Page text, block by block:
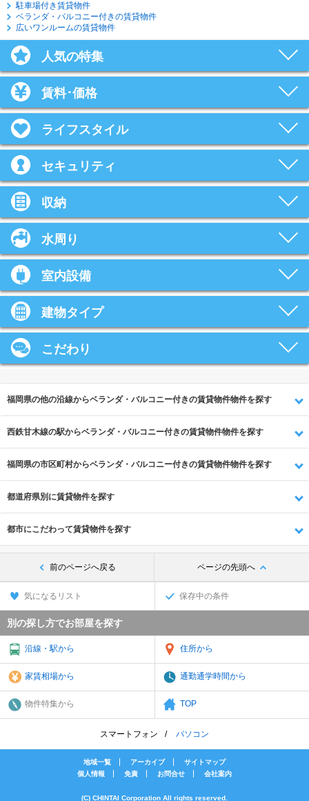
駐車場付き賃貸物件
ベランダ・バルコニー付きの賃貸物件
広いワンルームの賃貸物件
人気の特集
賃料･価格
ライフスタイル
セキュリティ
収納
水周り
室内設備
建物タイプ
こだわり
福岡県の他の沿線からベランダ・バルコニー付きの賃貸物件物件を探す
西鉄甘木線の駅からベランダ・バルコニー付きの賃貸物件物件を探す
福岡県の市区町村からベランダ・バルコニー付きの賃貸物件物件を探す
都道府県別に賃貸物件を探す
都市にこだわって賃貸物件を探す
前のページへ戻る ページの先頭へ
気になるリスト 保存中の条件
別の探し方でお部屋を探す
沿線・駅から 住所から
家賃相場から 通勤通学時間から
物件特集から TOP
スマートフォン パソコン
地域一覧 アーカイブ
サイトマップ
個人情報
免責 お問合せ 会社案内
(C) CHINTAI Corporation All rights reserved.